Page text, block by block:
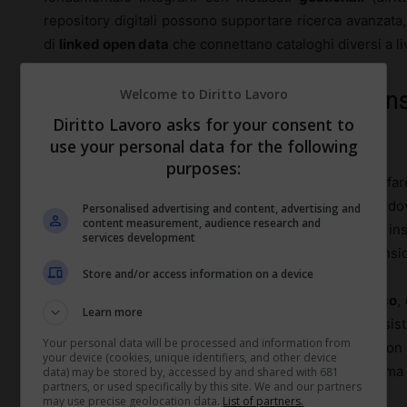
repository digitali possono supportare ricerca
di linked open data che connettano cataloghi diversi a
Workflow digitali integrati tra
scansione
La digitalizzazione dei fondi rari
non è un semplice
parte dal laboratorio diconservazione preventiva
,
manipolato senza rischio. Pagine lacerate, inchiostri
micro-interventi di restauro prima di passare alla
pulitura a secco
e
pergamenaceo, irrigidito dal tempo, viene aperto
danni al dorso. Sono dettagli che rallentano il ritmo,
e buona leggibilità delle immagini.
Welcome to Diritto Lavoro
Diritto Lavoro asks for your consent to
use your personal data for the following
purposes:
Personalised advertising and content, advertising and
content measurement, audience research and
services development
Store and/or access information on a device
Learn more
Your personal data will be processed and information from
your device (cookies, unique identifiers, and other device
data) may be stored by, accessed by and shared with 681
partners, or used specifically by this site. We and our partners
may use precise geolocation data. List of partners.